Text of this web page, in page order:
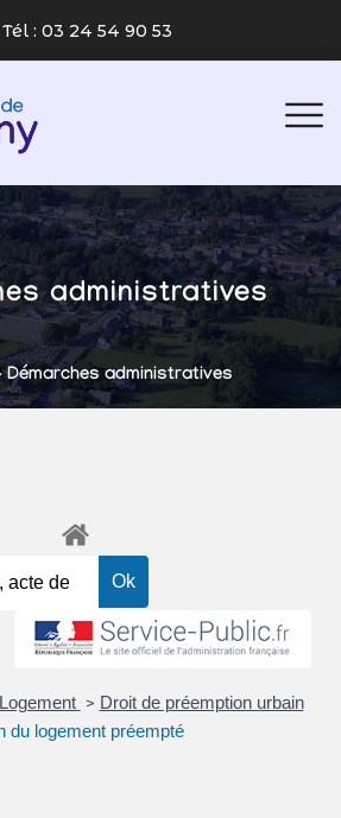
Tél : 03 24 54 90 53
administratives
administratives
Logement > Droit de préemption urbain
du logement préempté